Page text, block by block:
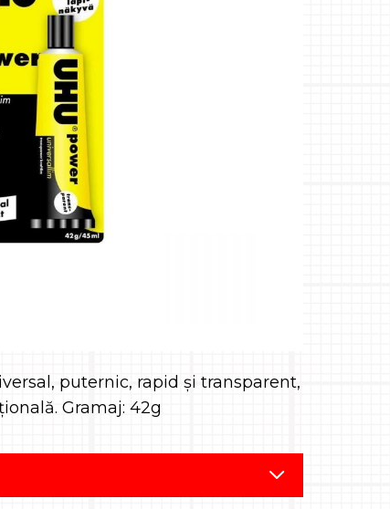
puternic, rapid și transparent,
Gramaj: 42g